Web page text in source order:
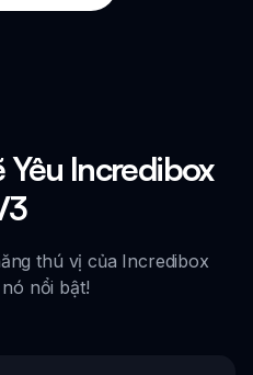
Yêu Incredibox
thú vị của Incredibox
nổi bật!